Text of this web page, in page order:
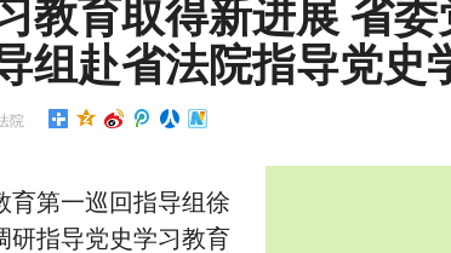
教育取得新进展 省委
组赴省法院指导党史
院
育第一巡回指导组徐
研指导党史学习教育